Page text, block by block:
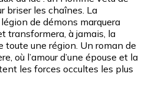
briser les chaînes. La
de démons marquera
transformera, à jamais, la
toute une région. Un roman de
où l’amour d’une épouse et la
les forces occultes les plus